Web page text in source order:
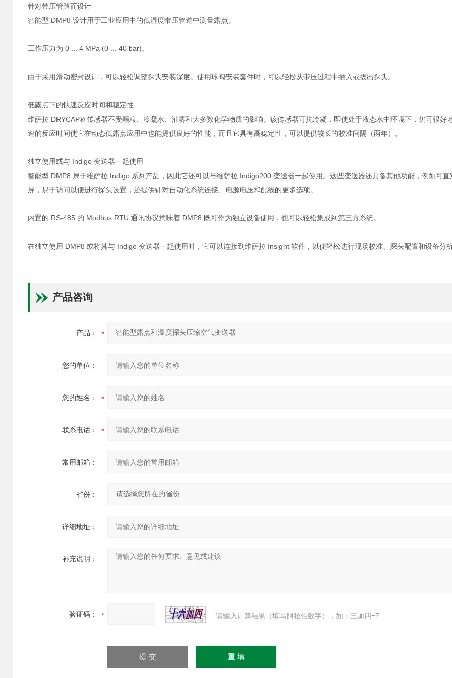
针对带压管路而设计
智能型 DMP8 设计用于工业应用中的低湿度带压管道中测量露点。
工作压力为 0 ... 4 MPa (0 ... 40 bar)。
由于采用滑动密封设计，可以轻松调整探头安装深度。使用球阀安装套件时，可以轻松从带压过程中插入或拔出探头。
低露点下的快速反应时间和稳定性
维萨拉 DRYCAP® 传感器不受颗粒、冷凝水、油雾和大多数化学物质的影响。该传感器可抗冷凝，即使处于液态水中环境下，仍可很好
速的反应时间使它在动态低露点应用中也能提供良好的性能，而且它具有高稳定性，可以提供较长的校准间隔（两年）。
独立使用或与 Indigo 变送器一起使用
智能型 DMP8 属于维萨拉 Indigo 系列产品，因此它还可以与维萨拉 Indigo200 变送器一起使用。这些变送器还具备其他功能，例如可
屏，易于访问以便进行探头设置，还提供针对自动化系统连接、电源电压和配线的更多选项。
内置的 RS-485 的 Modbus RTU 通讯协议意味着 DMP8 既可作为独立设备使用，也可以轻松集成到第三方系统。
在独立使用 DMP8 或将其与 Indigo 变送器一起使用时，它可以连接到维萨拉 Insight 软件，以便轻松进行现场校准、探头配置和设备分
产品咨询
产品：
您的单位：
您的姓名：
联系电话：
常用邮箱：
省份：
详细地址：
补充说明：
验证码： 请输入计算结果（填写阿拉伯数字），如：三加四=7